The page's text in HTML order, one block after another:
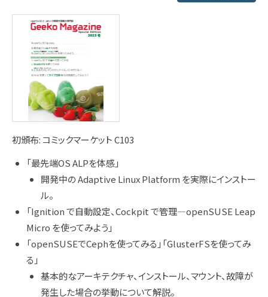
初頒布: コミックマーケット C103
「最先端OS ALPを体感」
開発中の Adaptive Linux Platform を実際にインストー
ル。
「Ignition で自動設定、Cockpit で管理―openSUSE Leap
Micro を使ってみよう」
「openSUSEでCephを使ってみる」「GlusterFSを使ってみ
る」
基本的なアーキテクチャ、インストール、マウント、故障が
発生した場合の挙動について解説。